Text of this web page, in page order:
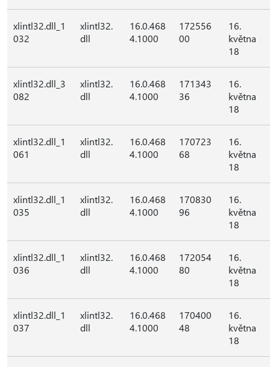
xlintl32.dll_1
032
xlintl32.
dll
16.0.468
4.1000
172556
00
16.
května
18
xlintl32.dll_3
082
xlintl32.
dll
16.0.468
4.1000
171343
36
16.
května
18
xlintl32.dll_1
061
xlintl32.
dll
16.0.468
4.1000
170723
68
16.
května
18
xlintl32.dll_1
035
xlintl32.
dll
16.0.468
4.1000
170830
96
16.
května
18
xlintl32.dll_1
036
xlintl32.
dll
16.0.468
4.1000
172054
80
16.
května
18
xlintl32.dll_1
037
xlintl32.
dll
16.0.468
4.1000
170400
48
16.
května
18